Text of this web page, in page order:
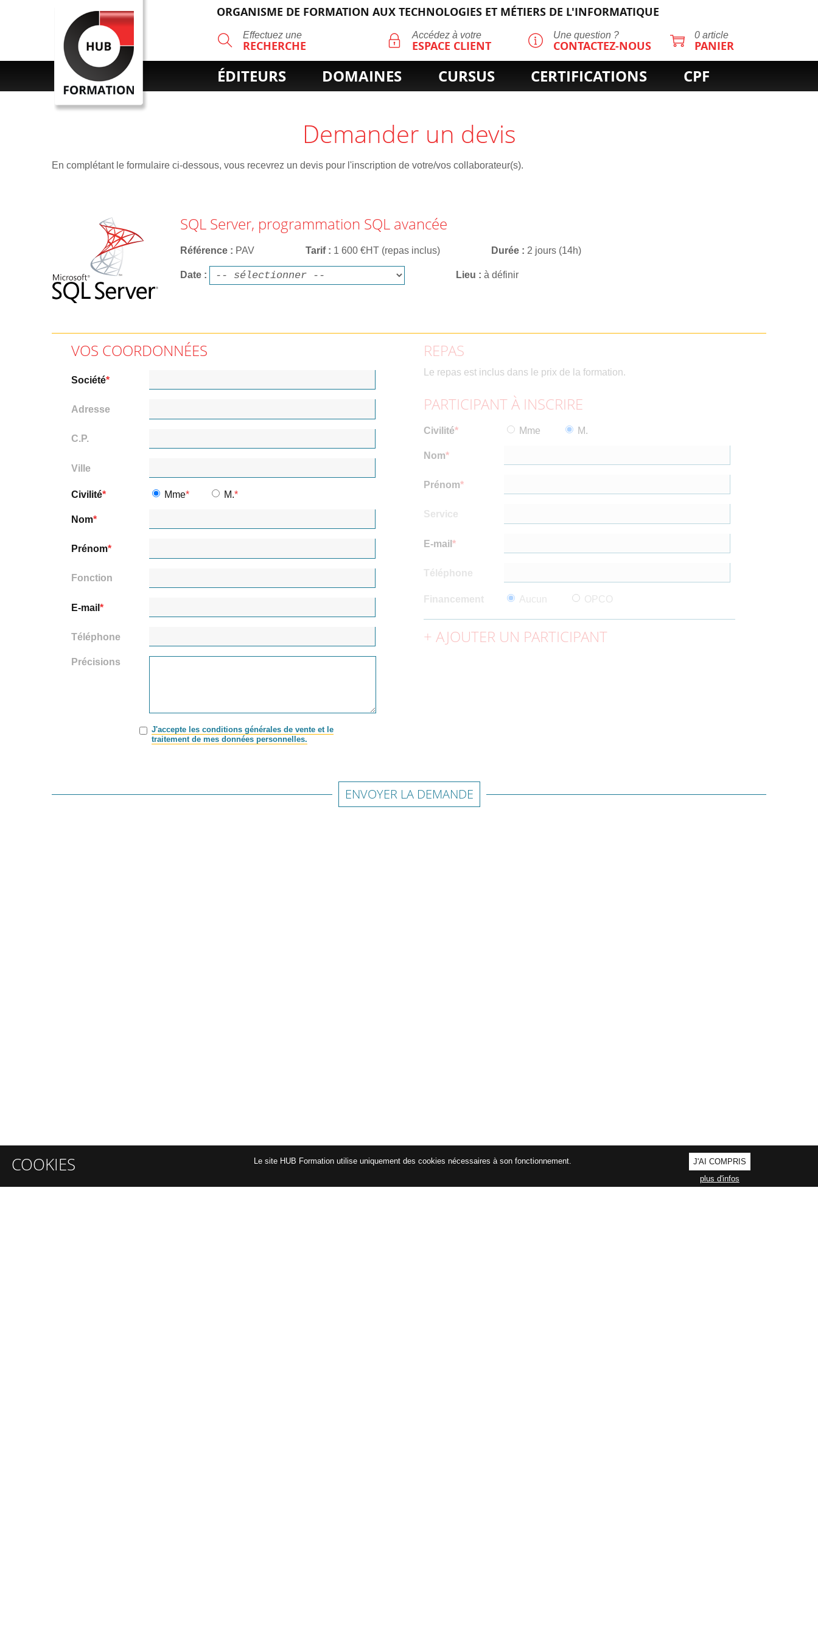
ORGANISME DE FORMATION AUX TECHNOLOGIES ET MÉTIERS DE L'INFORMATIQUE
Effectuez une
RECHERCHE
RECHERCHE Accédez à votre
ESPACE CLIENT
Une question ?
CONTACTEZ-NOUS
0 article
PANIER
ÉDITEURS DOMAINES CURSUS CERTIFICATIONS CPF
Demander un devis
En complétant le formulaire ci-dessous, vous recevrez un devis pour l'inscription de votre/vos collaborateur(s).
SQL Server, programmation SQL avancée
Référence PAV Tarif 1 600 €HT (repas inclus) Durée 2 jours (14h)
Date Lieu à définir
VOS COORDONNÉES
Société
Adresse
C.P.
Ville
Civilité Mme M.
Nom
Prénom
Fonction
E-mail
Téléphone
Précisions
J'accepte les conditions générales de vente et le
traitement de mes données personnelles.
REPAS
Le repas est inclus dans le prix de la formation.
PARTICIPANT À INSCRIRE
Civilité Mme M.
Nom
Prénom
Service
E-mail
Téléphone
Financement Aucun OPCO
AJOUTER UN PARTICIPANT
ENVOYER LA DEMANDE
COOKIES Le site HUB Formation utilise uniquement des cookies nécessaires à son fonctionnement.
J'AI COMPRIS
plus d'infos